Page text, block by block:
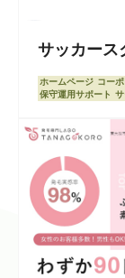
サッカース
ホームページ コー
保守運用サポート